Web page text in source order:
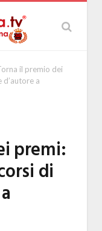
il premio dei
a
premi:
di